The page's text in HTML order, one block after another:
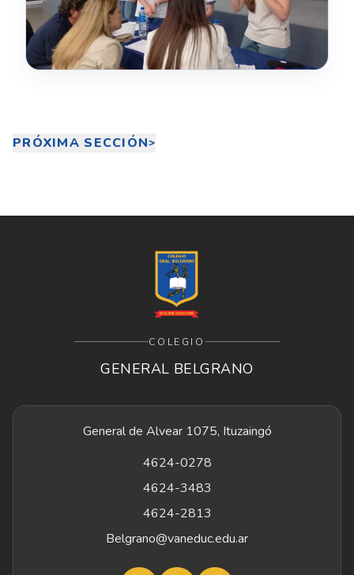
PRÓXIMA SECCIÓN>
COLEGIO
GENERAL BELGRANO
General de Alvear 1075, Ituzaingó
4624-0278
4624-3483
4624-2813
Belgrano@vaneduc.edu.ar